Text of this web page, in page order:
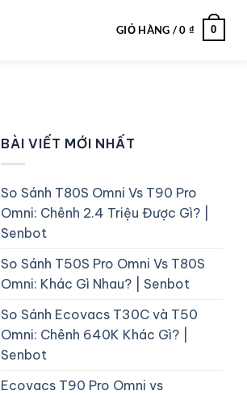
GIỎ HÀNG /0 ₫ 0
BÀI VIẾT MỚI NHẤT
So Sánh T80S Omni Vs T90 Pro
Omni: Chênh 2.4 Triệu Được Gì? |
Senbot
So Sánh T50S Pro Omni Vs T80S
Omni: Khác Gì Nhau? | Senbot
So Sánh Ecovacs T30C và T50
Omni: Chênh 640K Khác Gì? |
Senbot
Ecovacs T90 Pro Omni vs